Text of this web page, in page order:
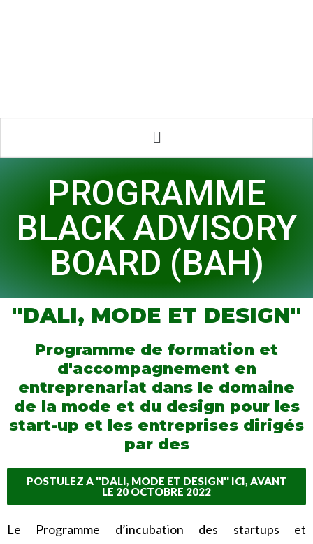
PROGRAMME
BLACK ADVISORY
BOARD (BAH)
''DALI, MODE ET DESIGN''
Programme de formation et
d'accompagnement en
entreprenariat dans le domaine
de la mode et du design pour les
start-up et les entreprises dirigés
par des
POSTULEZ A ''DALI, MODE ET DESIGN'' ICI, AVANT
LE 20 OCTOBRE 2022
Le Programme d’incubation des startups et